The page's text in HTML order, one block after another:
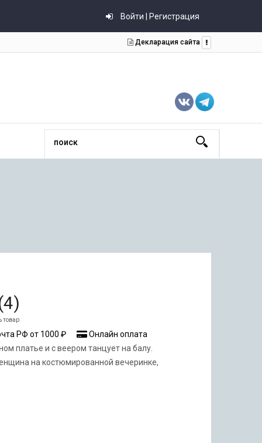
Войти | Регистрация
Декларация сайта
4)
товар
РФ от 1000 ₽
Онлайн оплата
платье и с веером танцует на балу.
на костюмированной вечеринке,